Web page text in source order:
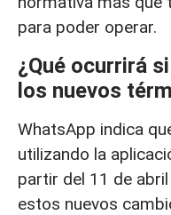
para poder operar.
¿Qué ocurrirá
los nuevos
WhatsApp indica
utilizando la
partir del 11 de
estos nuevos